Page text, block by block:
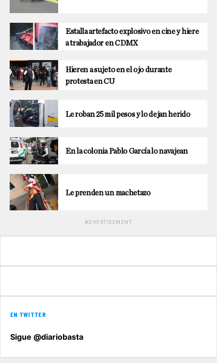
Estalla artefacto explosivo en cine y hiere
a trabajador en CDMX
Hieren a sujeto en el ojo durante
protesta en CU
Le roban 25 mil pesos y lo dejan herido
En la colonia Pablo García lo navajean
Le prenden un machetazo
ADVERTISEMENT
EN TWITTER
Sigue @diariobasta